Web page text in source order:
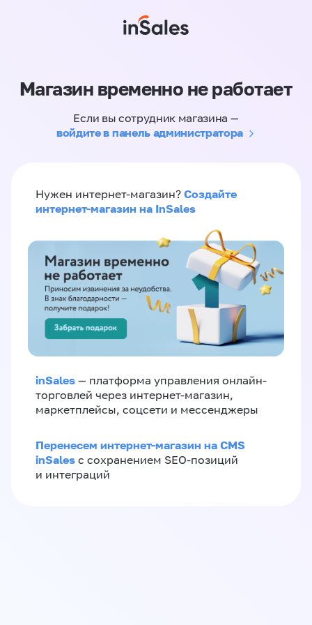
Магазин временно не работает
Если вы сотрудник магазина —
войдите в панель администратора
Нужен интернет-магазин? Создайте
интернет-магазин на InSales
inSales — платформа управления онлайн-
торговлей через интернет-магазин,
маркетплейсы, соцсети и мессенджеры
Перенесем интернет-магазин на CMS
inSales с сохранением SEO-позиций
и интеграций